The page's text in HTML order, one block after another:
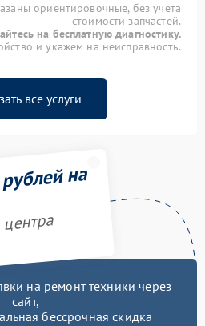
ориентировочные, без учета
стоимости запчастей.
на бесплатную диагностику.
и укажем на неисправность.
все услуги
на
на ремонт техники через
сайт,
бессрочная скидка